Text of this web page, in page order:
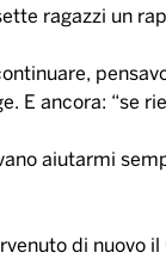
ragazzi un
E ancora: “se
aiutarmi
di nuovo il